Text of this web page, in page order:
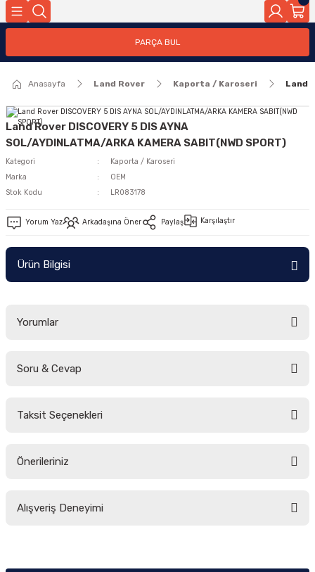
PARÇA BUL
Anasayfa Land Rover Kaporta / Karoseri Land
Land Rover DISCOVERY 5 DIS AYNA
SOL/AYDINLATMA/ARKA KAMERA SABIT(NWD SPORT)
Kategori
Kaporta / Karoseri
Marka
OEM
Stok Kodu
LR083178
Yorum Yaz Arkadaşına Öner Paylaş Karşılaştır
Ürün Bilgisi
Yorumlar
Soru & Cevap
Taksit Seçenekleri
Önerileriniz
yetersiz gördüğünüz noktaları öneri formunu kullanarak tarafımıza
Alışveriş Deneyimi
Sitemize ilk yorumu siz yapın!